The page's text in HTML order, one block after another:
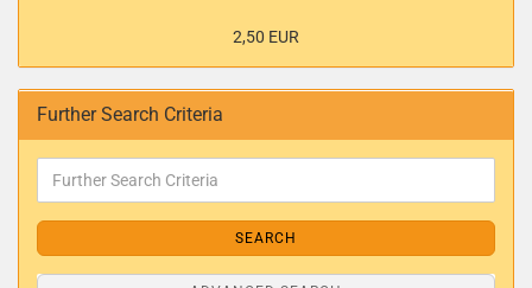
2,50 EUR
Further Search Criteria
SEARCH